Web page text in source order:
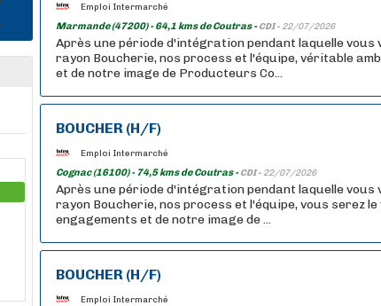
Emploi Intermarché
Marmande (47200) - 64,1 kms de Coutras -CDI - 22/07/2026
Après une période d'intégration pendant laquelle
rayon Boucherie, nos process et l'équipe, véritable
et de notre image de Producteurs Co...
BOUCHER (H/F)
Emploi Intermarché
Cognac (16100) - 74,5 kms de Coutras -CDI - 22/07/2026
Après une période d'intégration pendant laquelle
rayon Boucherie, nos process et l'équipe, vous serez
engagements et de notre image de ...
BOUCHER (H/F)
Emploi Intermarché